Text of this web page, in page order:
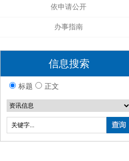
依申请公开
办事指南
信息搜索
标题 正文